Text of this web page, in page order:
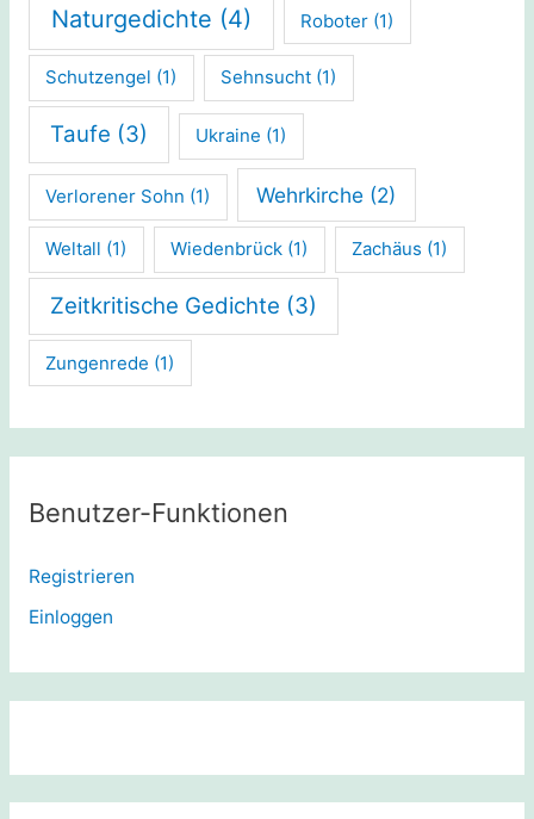
Naturgedichte (4) Roboter (1)
Schutzengel (1) Sehnsucht (1)
Taufe (3) Ukraine (1)
Verlorener Sohn (1) Wehrkirche (2)
Weltall (1) Wiedenbrück (1) Zachäus (1)
Zeitkritische Gedichte (3)
Zungenrede (1)
Benutzer-Funktionen
Registrieren
Einloggen